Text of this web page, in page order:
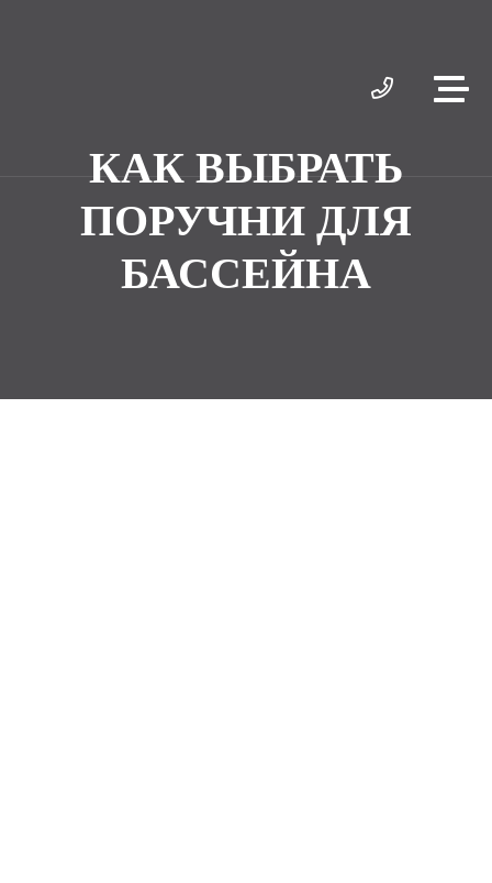
КАК ВЫБРАТЬ
ПОРУЧНИ ДЛЯ
БАССЕЙНА